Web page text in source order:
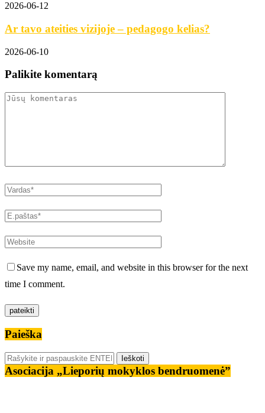
2026-06-12
Ar tavo ateities vizijoje – pedagogo kelias?
2026-06-10
Palikite komentarą
Save my name, email, and website in this browser for the next
time I comment.
Paieška
Asociacija „Lieporių mokyklos bendruomenė”